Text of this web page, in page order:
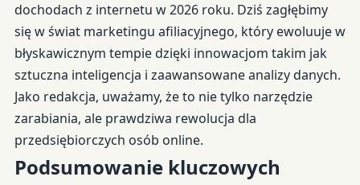
dochodach z internetu w 2026 roku. Dziś zagłębimy
się w świat marketingu afiliacyjnego, który ewoluuje w
błyskawicznym tempie dzięki innowacjom takim jak
sztuczna inteligencja i zaawansowane analizy danych.
Jako redakcja, uważamy, że to nie tylko narzędzie
zarabiania, ale prawdziwa rewolucja dla
przedsiębiorczych osób online.
Podsumowanie kluczowych